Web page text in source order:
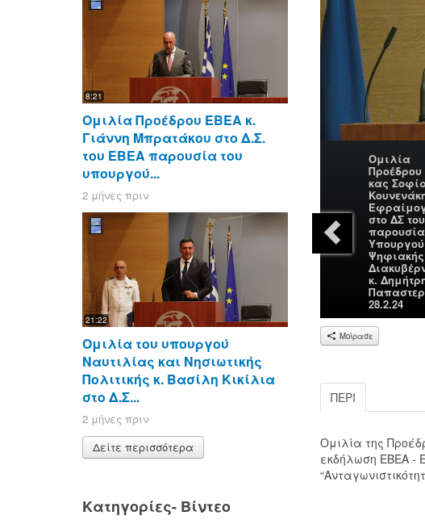
00:00
Ομιλία
κας
στο ΔΣ
Υπουργού
Ψηφιακής
κ.
28.2.24
Μοίρασε
ΠΕΡΊ
Ομιλία της
εκδήλωση ΕΒΕΑ -
8:21
Ομιλία Προέδρου ΕΒΕΑ κ.
Γιάννη Μπρατάκου στο Δ.Σ.
του ΕΒΕΑ παρουσία του
υπουργού...
2 μήνες πριν
21:22
Ομιλία του υπουργού
Ναυτιλίας και Νησιωτικής
Πολιτικής κ. Βασίλη Κικίλια
στο Δ.Σ...
2 μήνες πριν
Δείτε περισσότερα
Κατηγορίες- Βίντεο